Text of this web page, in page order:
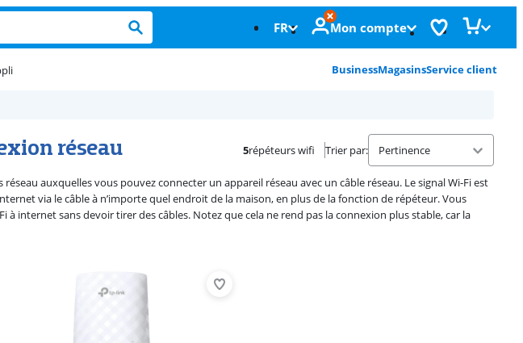
FR Mon compte
BusinessMagasinsService client
réseau 5répéteurs wifi Trier par:
auxquelles vous pouvez connecter un appareil réseau avec un câble réseau. Le signal Wi-Fi est
via le câble à n’importe quel endroit de la maison, en plus de la fonction de répéteur. Vous
à internet sans devoir tirer des câbles. Notez que cela ne rend pas la connexion plus stable, car la